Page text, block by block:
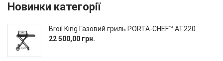
Новинки категорії
Broil King Газовий гриль PORTA-CHEF™ AT220
22 500,00 грн.